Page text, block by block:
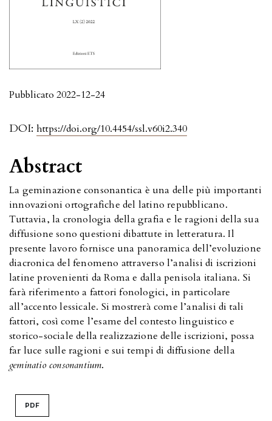
DOI: https://doi.org/10.4454/ssl.v60i2.340
Pubblicato 2022-12-24
Abstract
La geminazione consonantica è una delle più importanti
innovazioni ortografiche del latino repubblicano.
Tuttavia, la cronologia della grafia e le ragioni della sua
diffusione sono questioni dibattute in letteratura. Il
presente lavoro fornisce una panoramica dell’evoluzione
diacronica del fenomeno attraverso l’analisi di iscrizioni
latine provenienti da Roma e dalla penisola italiana. Si
farà riferimento a fattori fonologici, in particolare
all’accento lessicale. Si mostrerà come l’analisi di tali
fattori, così come l’esame del contesto linguistico e
storico-sociale della realizzazione delle iscrizioni, possa
far luce sulle ragioni e sui tempi di diffusione della
geminatio consonantium.
PDF